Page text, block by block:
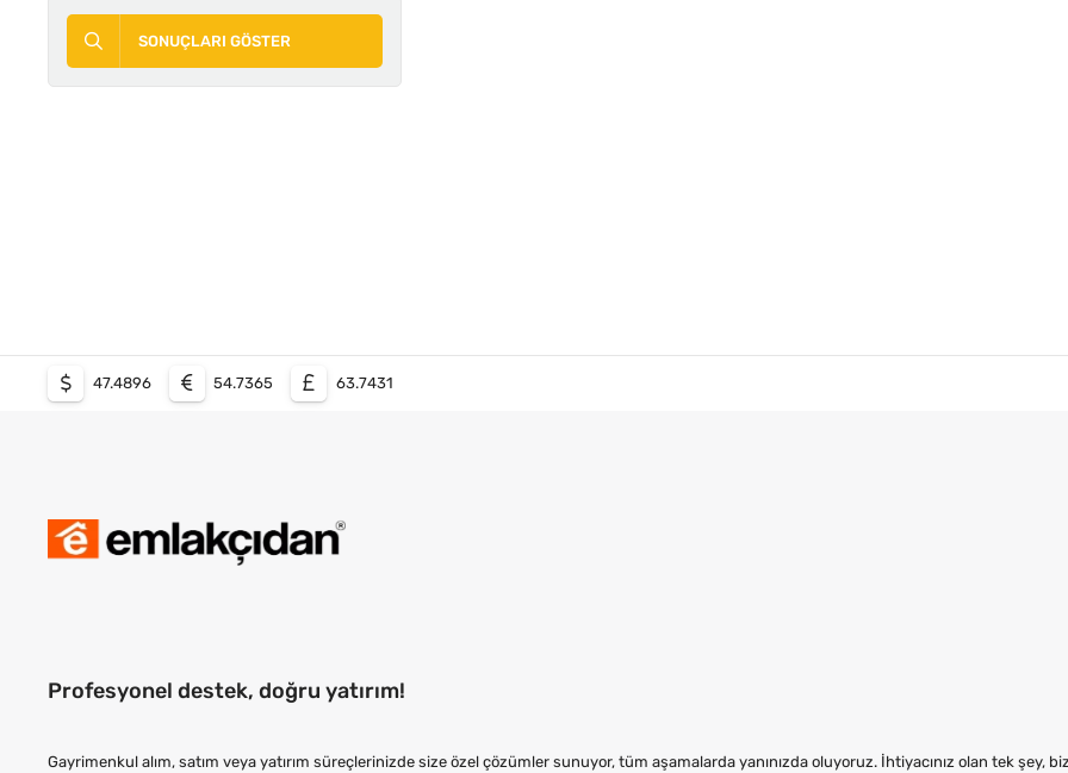
SONUÇLARI GÖSTER
47.4896 54.7365 63.7431
Profesyonel destek, doğru yatırım!
Gayrimenkul alım, satım veya yatırım süreçlerinizde size özel çözümler sunuyor, tüm aşamalarda yanınızda oluyoruz. İhtiyacınız olan tek şey,